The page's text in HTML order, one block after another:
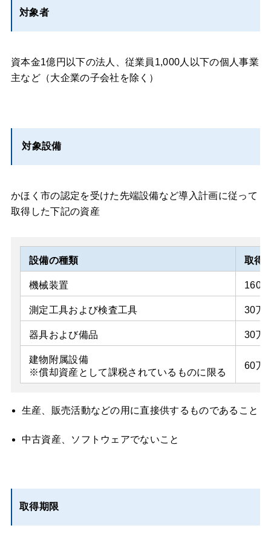
対象者
資本金1億円以下の法人、従業員1,000人以下の個人事業
主など（大企業の子会社を除く）
対象設備
かほく市の認定を受けた先端設備など導入計画に従って
取得した下記の資産
設備の種類 取得
機械装置 160
測定工具および検査工具 30万
器具および備品 30万
建物附属設備
※償却資産として課税されているものに限る
60万
生産、販売活動などの用に直接供するものであること
中古資産、ソフトウェアでないこと
取得期限